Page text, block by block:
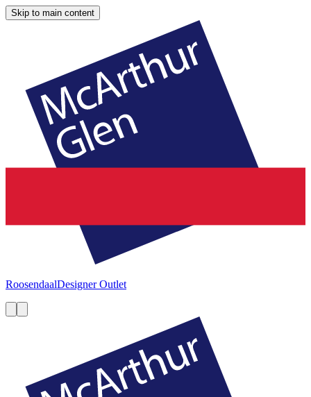
Skip to main content
RoosendaalDesigner Outlet